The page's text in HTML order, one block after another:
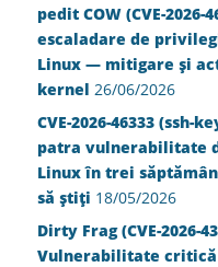
pedit COW (CVE-2026-
escaladare de
Linux — mitigare și
kernel 26/06/2026
CVE-2026-46333 (ssh-
patra vulnerabilitate
Linux în trei
să știți 18/05/2026
Dirty Frag (CVE-2026-
Vulnerabilitate